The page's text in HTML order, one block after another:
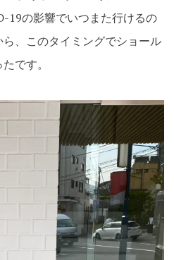
19の影響でいつまた行けるの
、このタイミングでショール
です。